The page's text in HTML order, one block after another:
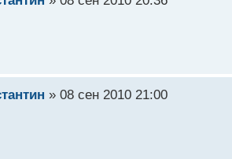
» 08 сен 2010 21:00